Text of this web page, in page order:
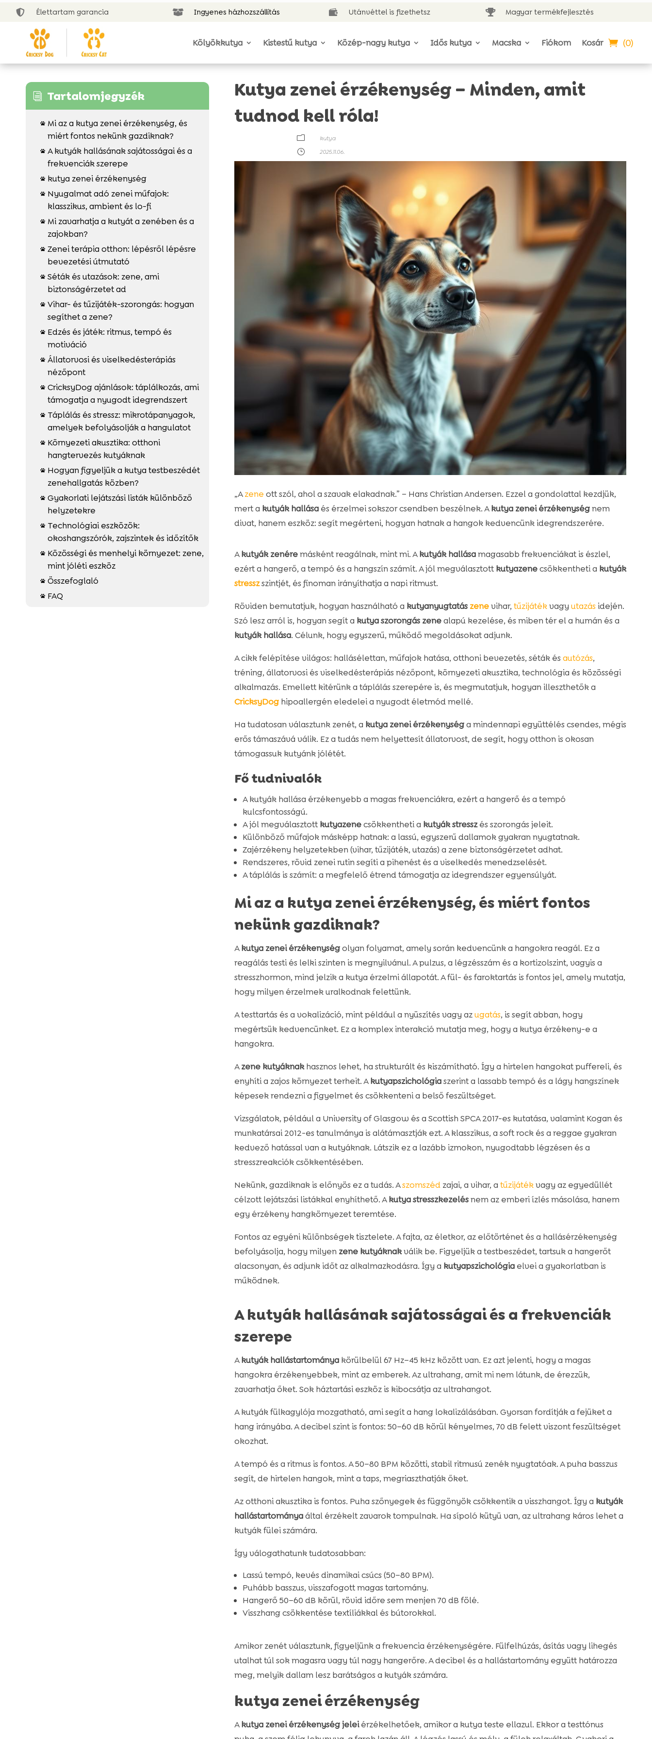
 Élettartam garancia  Ingyenes házhozszállítás  Utánvéttel is fizethetsz  Magyar termékfejlesztés
Kölyökkutya Kistestű kutya Közép-nagy kutya Idős kutya Macska Fiókom Kosár (0)
i Tartalomjegyzék

Mi az a kutya zenei érzékenység, és
miért fontos nekünk gazdiknak?
 A kutyák hallásának sajátosságai és a
frekvenciák szerepe
 kutya zenei érzékenység

Nyugalmat adó zenei műfajok:
klasszikus, ambient és lo-fi

Mi zavarhatja a kutyát a zenében és a
zajokban?
 Zenei terápia otthon: lépésről lépésre
bevezetési útmutató
 Séták és utazások: zene, ami
biztonságérzetet ad
 Vihar- és tűzijáték-szorongás: hogyan
segíthet a zene?

Edzés és játék: ritmus, tempó és
motiváció
 Állatorvosi és viselkedésterápiás
nézőpont
 CricksyDog ajánlások: táplálkozás, ami
támogatja a nyugodt idegrendszert

Táplálás és stressz: mikrotápanyagok,
amelyek befolyásolják a hangulatot

Környezeti akusztika: otthoni
hangtervezés kutyáknak

Hogyan figyeljük a kutya testbeszédét
zenehallgatás közben?
 Gyakorlati lejátszási listák különböző
helyzetekre

Technológiai eszközök:
okoshangszórók, zajszintek és időzítők

Közösségi és menhelyi környezet: zene,
mint jóléti eszköz
 Összefoglaló
 FAQ
Kutya zenei érzékenység – Minden, amit
tudnod kell róla!
m
kutya
}
2025.11.06.
„Azene ott szól, ahol a szavak elakadnak.” – Hans Christian Andersen. Ezzel a gondolattal kezdjük,
mert a kutyák hallásaés érzelmei sokszor csendben beszélnek. Akutya zenei érzékenységnem
divat, hanem eszköz: segít megérteni, hogyan hatnak a hangok kedvencünk idegrendszerére.
Akutyák zenéremásként reagálnak, mint mi. Akutyák hallásamagasabb frekvenciákat is észlel,
ezért a hangerő, a tempó és a hangszín számít. A jól megválasztott kutyazenecsökkentheti a kutyák
stresszszintjét, és finoman irányíthatja a napi ritmust.
Röviden bemutatjuk, hogyan használható a kutyanyugtatás zenevihar, tűzijátékvagy utazásidején.
Szó lesz arról is, hogyan segít a kutya szorongás zenealapú kezelése, és miben tér el a humán és a
kutyák hallása. Célunk, hogy egyszerű, működő megoldásokat adjunk.
A cikk felépítése világos: hallásélettan, műfajok hatása, otthoni bevezetés, séták ésautózás,
tréning, állatorvosi és viselkedésterápiás nézőpont, környezeti akusztika, technológia és közösségi
alkalmazás. Emellett kitérünk a táplálás szerepére is, és megmutatjuk, hogyan illeszthetők a
CricksyDoghipoallergén eledelei a nyugodt életmód mellé.
Ha tudatosan választunk zenét, a kutya zenei érzékenységa mindennapi együttélés csendes, mégis
erős támaszává válik. Ez a tudás nem helyettesít állatorvost, de segít, hogy otthon is okosan
támogassuk kutyánk jólétét.
Fő tudnivalók
A kutyák hallása érzékenyebb a magas frekvenciákra, ezért a hangerő és a tempó
kulcsfontosságú.
A jól megválasztott kutyazenecsökkentheti a kutyák stresszés szorongás jeleit.
Különböző műfajok másképp hatnak: a lassú, egyszerű dallamok gyakran nyugtatnak.
Zajérzékeny helyzetekben (vihar, tűzijáték, utazás) a zene biztonságérzetet adhat.
Rendszeres, rövid zenei rutin segíti a pihenést és a viselkedés menedzselését.
A táplálás is számít: a megfelelő étrend támogatja az idegrendszer egyensúlyát.
Mi az a kutya zenei érzékenység, és miért fontos
nekünk gazdiknak?
Akutya zenei érzékenységolyan folyamat, amely során kedvencünk a hangokra reagál. Ez a
reagálás testi és lelki szinten is megnyilvánul. A pulzus, a légzésszám és a kortizolszint, vagyis a
stresszhormon, mind jelzik a kutya érzelmi állapotát. A fül- és faroktartás is fontos jel, amely mutatja,
hogy milyen érzelmek uralkodnak felettünk.
A testtartás és a vokalizáció, mint például a nyüszítés vagy azugatás, is segít abban, hogy
megértsük kedvencünket. Ez a komplex interakció mutatja meg, hogy a kutya érzékeny-e a
hangokra.
Azene kutyáknakhasznos lehet, ha strukturált és kiszámítható. Így a hirtelen hangokat puffereli, és
enyhíti a zajos környezet terheit. Akutyapszichológiaszerint a lassabb tempó és a lágy hangszínek
képesek rendezni a figyelmet és csökkenteni a belső feszültséget.
Vizsgálatok, például a University of Glasgow és a Scottish SPCA 2017-es kutatása, valamint Kogan és
munkatársai 2012-es tanulmánya is alátámasztják ezt. A klasszikus, a soft rock és a reggae gyakran
kedvező hatással van a kutyáknak. Látszik ez a lazább izmokon, nyugodtabb légzésen és a
stresszreakciók csökkentésében.
Nekünk, gazdiknak is előnyös ez a tudás. Aszomszédzajai, a vihar, a tűzijátékvagy az egyedüllét
célzott lejátszási listákkal enyhíthető. Akutya stresszkezelésnem az emberi ízlés másolása, hanem
egy érzékeny hangkörnyezet teremtése.
Fontos az egyéni különbségek tisztelete. A fajta, az életkor, az előtörténet és a hallásérzékenység
befolyásolja, hogy milyen zene kutyáknakválik be. Figyeljük a testbeszédet, tartsuk a hangerőt
alacsonyan, és adjunk időt az alkalmazkodásra. Így a kutyapszichológiaelvei a gyakorlatban is
működnek.
A kutyák hallásának sajátosságai és a frekvenciák
szerepe
Akutyák hallástartományakörülbelül 67 Hz–45 kHz között van. Ez azt jelenti, hogy a magas
hangokra érzékenyebbek, mint az emberek. Az ultrahang, amit mi nem látunk, de érezzük,
zavarhatja őket. Sok háztartási eszköz is kibocsátja az ultrahangot.
A kutyák fülkagylója mozgatható, ami segít a hang lokalizálásában. Gyorsan fordítják a fejüket a
hang irányába. A decibel szint is fontos: 50–60 dB körül kényelmes, 70 dB felett viszont feszültséget
okozhat.
A tempó és a ritmus is fontos. A 50–80 BPM közötti, stabil ritmusú zenék nyugtatóak. A puha basszus
segít, de hirtelen hangok, mint a taps, megriaszthatják őket.
Az otthoni akusztika is fontos. Puha szőnyegek és függönyök csökkentik a visszhangot. Így a kutyák
hallástartományaáltal érzékelt zavarok tompulnak. Ha sípoló kütyü van, az ultrahang káros lehet a
kutyák fülei számára.
Így válogathatunk tudatosabban:
Lassú tempó, kevés dinamikai csúcs (50–80 BPM).
Puhább basszus, visszafogott magas tartomány.
Hangerő 50–60 dB körül, rövid időre sem menjen 70 dB fölé.
Visszhang csökkentése textíliákkal és bútorokkal.
Amikor zenét választunk, figyeljünk a frekvencia érzékenységére. Fülfelhúzás, ásítás vagy lihegés
utalhat túl sok magasra vagy túl nagy hangerőre. A decibel és a hallástartomány együtt határozza
meg, melyik dallam lesz barátságos a kutyák számára.
kutya zenei érzékenység
Akutya zenei érzékenység jeleiérzékelhetőek, amikor a kutya teste ellazul. Ekkor a testtónus